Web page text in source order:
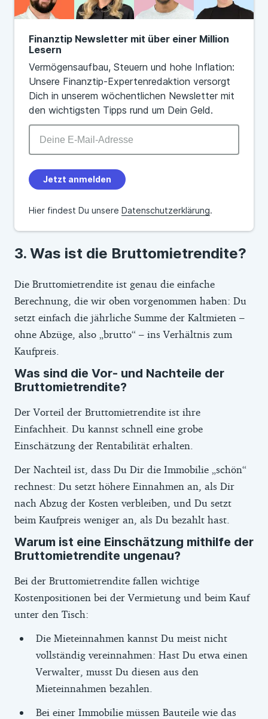
Finanztip Newsletter mit über einer Million
Lesern
Vermögensaufbau, Steuern und hohe Inflation:
Unsere Finanztip-Expertenredaktion versorgt
Dich in unserem wöchentlichen Newsletter mit
den wichtigsten Tipps rund um Dein Geld.
Jetzt anmelden
Hier findest Du unsere Datenschutzerklärung.
Was ist die Bruttomietrendite?
Die Bruttomietrendite ist genau die einfache
Berechnung, die wir oben vorgenommen haben: Du
setzt einfach die jährliche Summe der Kaltmieten –
ohne Abzüge, also „brutto“ – ins Verhältnis zum
Kaufpreis.
Was sind die Vor- und Nachteile der
Bruttomietrendite?
Der Vorteil der Bruttomietrendite ist ihre
Einfachheit. Du kannst schnell eine grobe
Einschätzung der Rentabilität erhalten.
Der Nachteil ist, dass Du Dir die Immobilie „schön“
rechnest: Du setzt höhere Einnahmen an, als Dir
nach Abzug der Kosten verbleiben, und Du setzt
beim Kaufpreis weniger an, als Du bezahlt hast.
Warum ist eine Einschätzung mithilfe der
Bruttomietrendite ungenau?
Bei der Bruttomietrendite fallen wichtige
Kostenpositionen bei der Vermietung und beim Kauf
unter den Tisch:
Die Mieteinnahmen kannst Du meist nicht
vollständig vereinnahmen: Hast Du etwa einen
Verwalter, musst Du diesen aus den
Mieteinnahmen bezahlen.
Bei einer Immobilie müssen Bauteile wie das